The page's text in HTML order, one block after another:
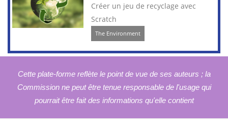
Créer un jeu de recyclage avec
Scratch
The Environment
Cette plate-forme reflète le point de vue de ses auteurs ; la
Commission ne peut être tenue responsable de l'usage qui
pourrait être fait des informations qu'elle contient